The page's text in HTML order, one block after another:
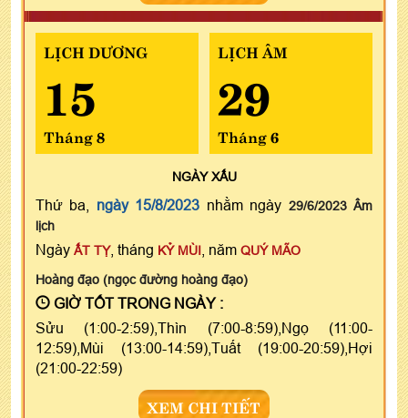
LỊCH DƯƠNG
15
Tháng 8
LỊCH ÂM
29
Tháng 6
NGÀYXẤU
Thứ ba, ngày 15/8/2023 nhằm ngày 29/6/2023 Âm
lịch
Ngày ẤT TỴ, tháng KỶ MÙI , năm QUÝ MÃO
Hoàng đạo (ngọc đường hoàng đạo)
GIỜ TỐT TRONG NGÀY :
Sửu (1:00-2:59),Thìn (7:00-8:59),Ngọ (11:00-
12:59),Mùi (13:00-14:59),Tuất (19:00-20:59),Hợi
(21:00-22:59)
XEM CHI TIẾT